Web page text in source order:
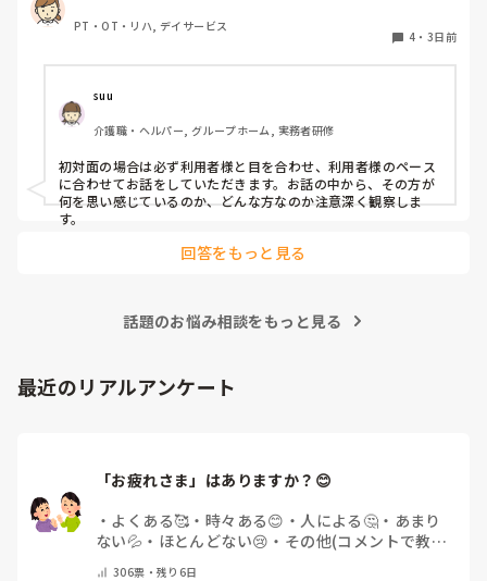
PT・OT・リハ, デイサービス
4 ・ 3日前
suu
介護職・ヘルパー, グループホーム, 実務者研修
初対面の場合は必ず利用者様と目を合わせ、利用者様のペース
に合わせてお話をしていただきます。お話の中から、その方が
何を思い感じているのか、どんな方なのか注意深く観察しま
す。
回答をもっと見る
話題のお悩み相談をもっと見る
最近のリアルアンケート
「お疲れさま」はありますか？😊
・ よくある🥰 ・ 時々ある😊 ・ 人による🤔 ・ あまり
ない💦 ・ ほとんどない😢 ・ その他(コメントで教え
306票・残り6日